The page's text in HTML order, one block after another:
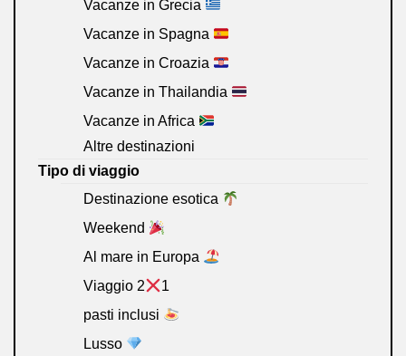
Vacanze in Grecia
Vacanze in Spagna
Vacanze in Croazia
Vacanze in Thailandia
Vacanze in Africa
Altre destinazioni
Tipo di viaggio
Destinazione esotica
Weekend
Al mare in Europa
Viaggio 2
1
pasti inclusi
Lusso